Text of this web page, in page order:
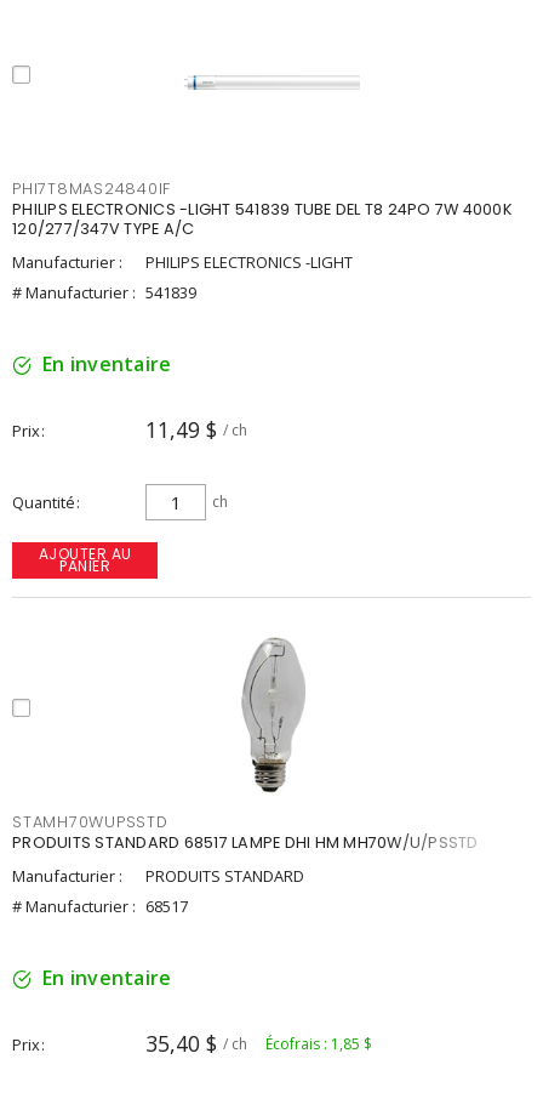
PHI7T8MAS24840IF
PHILIPS ELECTRONICS -LIGHT 541839 TUBE DEL T8 24PO 7W 4000K
120/277/347V TYPE A/C
Manufacturier :
PHILIPS ELECTRONICS -LIGHT
# Manufacturier : 541839
En inventaire
Prix 11,49 $ / ch
Quantité ch
AJOUTER AU
PANIER
STAMH70WUPSSTD
PRODUITS STANDARD 68517 LAMPE DHI HM MH70W/U/PSSTD
Manufacturier :
PRODUITS STANDARD
# Manufacturier : 68517
En inventaire
Prix 35,40 $ / ch Écofrais : 1,85 $